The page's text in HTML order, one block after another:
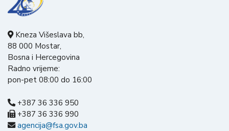
Kneza Višeslava bb,
88 000 Mostar,
Bosna i Hercegovina
Radno vrijeme:
pon-pet 08:00 do 16:00
+387 36 336 950
+387 36 336 990
agencija@fsa.gov.ba